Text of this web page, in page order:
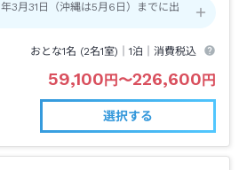
月31日（沖縄は5月6日）までに出
おとな1名 (2名1室)｜1泊 ｜消費税込
59,100円〜226,600円
選択する